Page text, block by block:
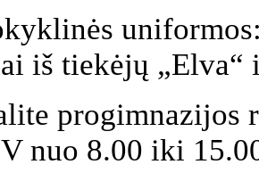
iš tiekėjų „Elva“
progimnazijos
nuo 8.00 iki